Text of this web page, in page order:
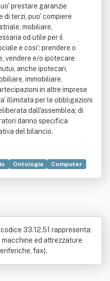
prestare garanzie
di terzi, puo' compiere
mobiliare,
od utile per il
e cosi': prendere o
vendere e/o ipotecare
anche ipotecari,
immobiliare,
in altre imprese
illimitata per le obbligazioni
dall'assemblea; di
danno specifica
del bilancio.
Ontologia
Computer
33.12.51 rappresenta:
macchine ed attrezzature
fax).